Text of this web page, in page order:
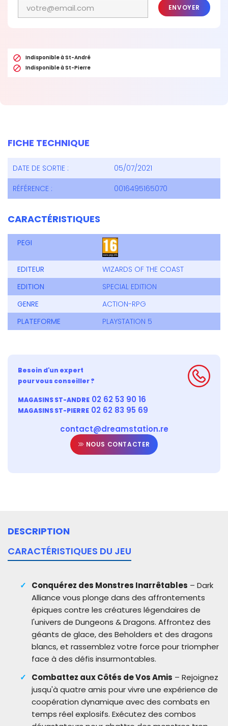
ENVOYER
 Indisponible à St-André
 Indisponible à St-Pierre
FICHE TECHNIQUE
DATE DE SORTIE :
05/07/2021
RÉFÉRENCE :
0016495165070
CARACTÉRISTIQUES
PEGI
EDITEUR
WIZARDS OF THE COAST
EDITION
SPECIAL EDITION
GENRE
ACTION-RPG
PLATEFORME
PLAYSTATION 5
Besoin d'un expert
pour vous conseiller ?
MAGASINS ST-ANDRE 02 62 53 90 16
MAGASINS ST-PIERRE 02 62 83 95 69
contact@dreamstation.re
NOUS CONTACTER
DESCRIPTION
CARACTÉRISTIQUES DU JEU
Conquérez des Monstres Inarrêtables – Dark
Alliance vous plonge dans des affrontements
épiques contre les créatures légendaires de
l'univers de Dungeons & Dragons. Affrontez des
géants de glace, des Beholders et des dragons
blancs, et rassemblez votre force pour triompher
face à des défis insurmontables.
Combattez aux Côtés de Vos Amis – Rejoignez
jusqu'à quatre amis pour vivre une expérience de
coopération dynamique avec des combats en
temps réel explosifs. Exécutez des combos